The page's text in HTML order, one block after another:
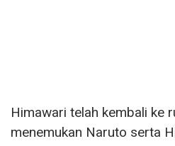
Himawari telah kembali ke
menemukan Naruto serta